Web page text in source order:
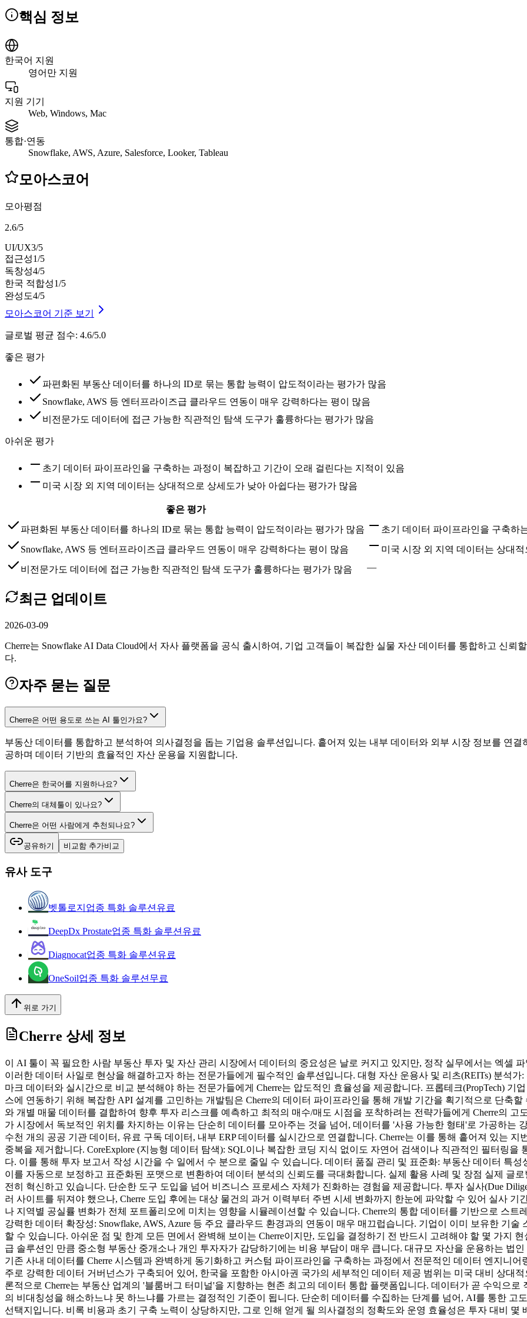
핵심 정보
한국어 지원
영어만 지원
지원 기기
Web, Windows, Mac
통합·연동
Snowflake, AWS, Azure, Salesforce, Looker, Tableau
모아스코어
모아평점
2.6/5
UI/UX3/5
접근성1/5
독창성4/5
한국 적합성1/5
완성도4/5
모아스코어 기준 보기
글로벌 평균 점수: 4.6/5.0
좋은 평가
파편화된 부동산 데이터를 하나의 ID로 묶는 통합 능력이 압도적이라는 평가가 많음
Snowflake, AWS 등 엔터프라이즈급 클라우드 연동이 매우 강력하다는 평이 많음
비전문가도 데이터에 접근 가능한 직관적인 탐색 도구가 훌륭하다는 평가가 많음
아쉬운 평가
초기 데이터 파이프라인을 구축하는 과정이 복잡하고 기간이 오래 걸린다는 지적이 있음
미국 시장 외 지역 데이터는 상대적으로 상세도가 낮아 아쉽다는 평가가 많음
좋은 평가
파편화된 부동산 데이터를 하나의 ID로 묶는 통합 능력이 압도적이라는 평가가 많음
초기 데이터 파이프라인을 구축하
Snowflake, AWS 등 엔터프라이즈급 클라우드 연동이 매우 강력하다는 평이 많음
미국 시장 외 지역 데이터는 상대
비전문가도 데이터에 접근 가능한 직관적인 탐색 도구가 훌륭하다는 평가가 많음
—
최근 업데이트
2026-03-09
Cherre는 Snowflake AI Data Cloud에서 자사 플랫폼을 공식 출시하여, 기업 고객들이 복잡한 실물 자산 데이터를 통합하고 신
다.
자주 묻는 질문
Cherre은 어떤 용도로 쓰는 AI 툴인가요?
부동산 데이터를 통합하고 분석하여 의사결정을 돕는 기업용 솔루션입니다. 흩어져 있는 내부 데이터와 외부 시장 정보를 연
공하며 데이터 기반의 효율적인 자산 운용을 지원합니다.
Cherre은 한국어를 지원하나요?
Cherre의 대체툴이 있나요?
Cherre은 어떤 사람에게 추천되나요?
공유하기 비교함 추가비교
유사 도구
벳톨로지 업종 특화 솔루션 유료
DeepDx Prostate업종 특화 솔루션 유료
Diagnocat업종 특화 솔루션 유료
OneSoil업종 특화 솔루션 무료
위로 가기
Cherre 상세 정보
이 AI 툴이 꼭 필요한 사람 부동산 투자 및 자산 관리 시장에서 데이터의 중요성은 날로 커지고 있지만, 정작 실무에서는 엑셀
이러한 데이터 사일로 현상을 해결하고자 하는 전문가들에게 필수적인 솔루션입니다. 대형 자산 운용사 및 리츠(REITs) 분석
마크 데이터와 실시간으로 비교 분석해야 하는 전문가들에게 Cherre는 압도적인 효율성을 제공합니다. 프롭테크(PropTech) 기
스에 연동하기 위해 복잡한 API 설계를 고민하는 개발팀은 Cherre의 데이터 파이프라인을 통해 개발 기간을 획기적으로 단축
와 개별 매물 데이터를 결합하여 향후 투자 리스크를 예측하고 최적의 매수/매도 시점을 포착하려는 전략가들에게 Cherre의 고
가 시장에서 독보적인 위치를 차지하는 이유는 단순히 데이터를 모아주는 것을 넘어, 데이터를 '사용 가능한 형태'로 가공하는
수천 개의 공공 기관 데이터, 유료 구독 데이터, 내부 ERP 데이터를 실시간으로 연결합니다. Cherre는 이를 통해 흩어져 있는
중복을 제거합니다. CoreExplore (지능형 데이터 탐색): SQL이나 복잡한 코딩 지식 없이도 자연어 검색이나 직관적인 필터링을
다. 이를 통해 투자 보고서 작성 시간을 수 일에서 수 분으로 줄일 수 있습니다. 데이터 품질 관리 및 표준화: 부동산 데이터 특
이를 자동으로 보정하고 표준화된 포맷으로 변환하여 데이터 분석의 신뢰도를 극대화합니다. 실제 활용 사례 및 장점 실제 글
전히 혁신하고 있습니다. 단순한 도구 도입을 넘어 비즈니스 프로세스 자체가 진화하는 경험을 제공합니다. 투자 실사(Due
러 사이트를 뒤져야 했으나, Cherre 도입 후에는 대상 물건의 과거 이력부터 주변 시세 변화까지 한눈에 파악할 수 있어 실사 기
나 지역별 공실률 변화가 전체 포트폴리오에 미치는 영향을 시뮬레이션할 수 있습니다. Cherre의 통합 데이터를 기반으로 스
강력한 데이터 확장성: Snowflake, AWS, Azure 등 주요 클라우드 환경과의 연동이 매우 매끄럽습니다. 기업이 이미 보유한 기
할 수 있습니다. 아쉬운 점 및 한계 모든 면에서 완벽해 보이는 Cherre이지만, 도입을 결정하기 전 반드시 고려해야 할 몇 가지
급 솔루션인 만큼 중소형 부동산 중개소나 개인 투자자가 감당하기에는 비용 부담이 매우 큽니다. 대규모 자산을 운용하는 법
기존 사내 데이터를 Cherre 시스템과 완벽하게 동기화하고 커스텀 파이프라인을 구축하는 과정에서 전문적인 데이터 엔지니
주로 강력한 데이터 거버넌스가 구축되어 있어, 한국을 포함한 아시아권 국가의 세부적인 데이터 제공 범위는 미국 대비 상대
론적으로 Cherre는 부동산 업계의 '블룸버그 터미널'을 지향하는 현존 최고의 데이터 통합 플랫폼입니다. 데이터가 곧 수익으로
의 비대칭성을 해소하느냐 못 하느냐를 가르는 결정적인 기준이 됩니다. 단순히 데이터를 수집하는 단계를 넘어, AI를 통한 고
선택지입니다. 비록 비용과 초기 구축 노력이 상당하지만, 그로 인해 얻게 될 의사결정의 정확도와 운영 효율성은 투자 대비